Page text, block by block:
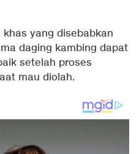
yang disebabkan
daging kambing dapat
setelah proses
mau diolah.